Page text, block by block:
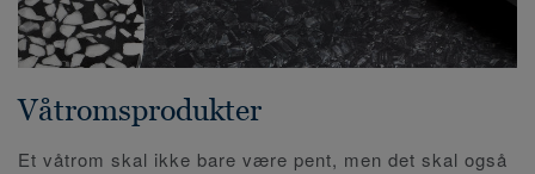
Våtromsprodukter
Et våtrom skal ikke bare være pent, men det skal også